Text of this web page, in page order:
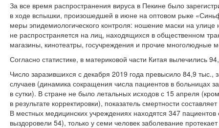
За все время распространения вируса в Пекине было
в ходе вспышки, произошедшей в июне на оптовом рыке
меры эпидемиологического контроля: ношение маски на улице
не распространяется на лиц, находящихся в общественном
магазины, кинотеатры, госучреждения и прочие многолюдные
Согласно статистике, в материковой части Китая вылечились
Число заразившихся с декабря 2019 года превысило 84,9
случаев (динамика сокращения числа пациентов в больницах
в сутки). В стране не было летальных исходов с 15 апреля
в результате корректировки), показатель смертности
В местных медицинских учреждениях находятся 347
выздоровели 54), только у семи человек заболевание